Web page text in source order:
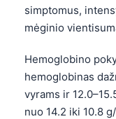
simptomus,
mėginio
Hemoglobino
hemoglobinas
vyrams ir
nuo 14.2 iki 10.8
Bahasa
Tiếng Việt
Tagalog
ไทย
ဗမာစာ